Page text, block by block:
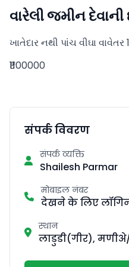
વારેલી જમીન
ખાતેદાર નથી પાંચ વીઘા વાવેતર
₹1100000
संपर्क विवरण
संपर्क व्यक्ति
Shailesh Parmar
मोबाइल नंबर
देखने के लिए
स्थान
लाडुडी(गीर),